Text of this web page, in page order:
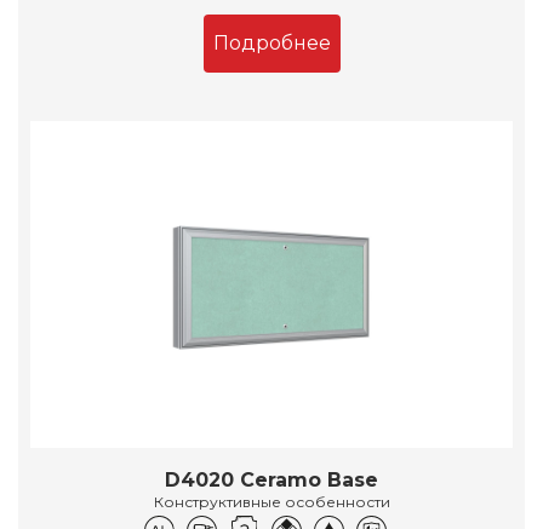
Подробнее
D4020 Ceramo Base
Конструктивные особенности